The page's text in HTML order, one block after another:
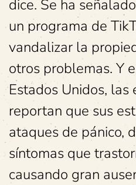
dice. Se ha
un programa de
vandalizar la
otros problemas. Y
Estados Unidos,
reportan que sus
ataques de pánico,
síntomas que
causando gran